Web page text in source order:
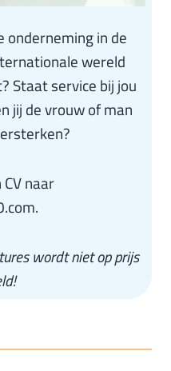
onderneming in de
wereld
Staat service bij jou
jij de vrouw of man
naar
wordt niet op prijs